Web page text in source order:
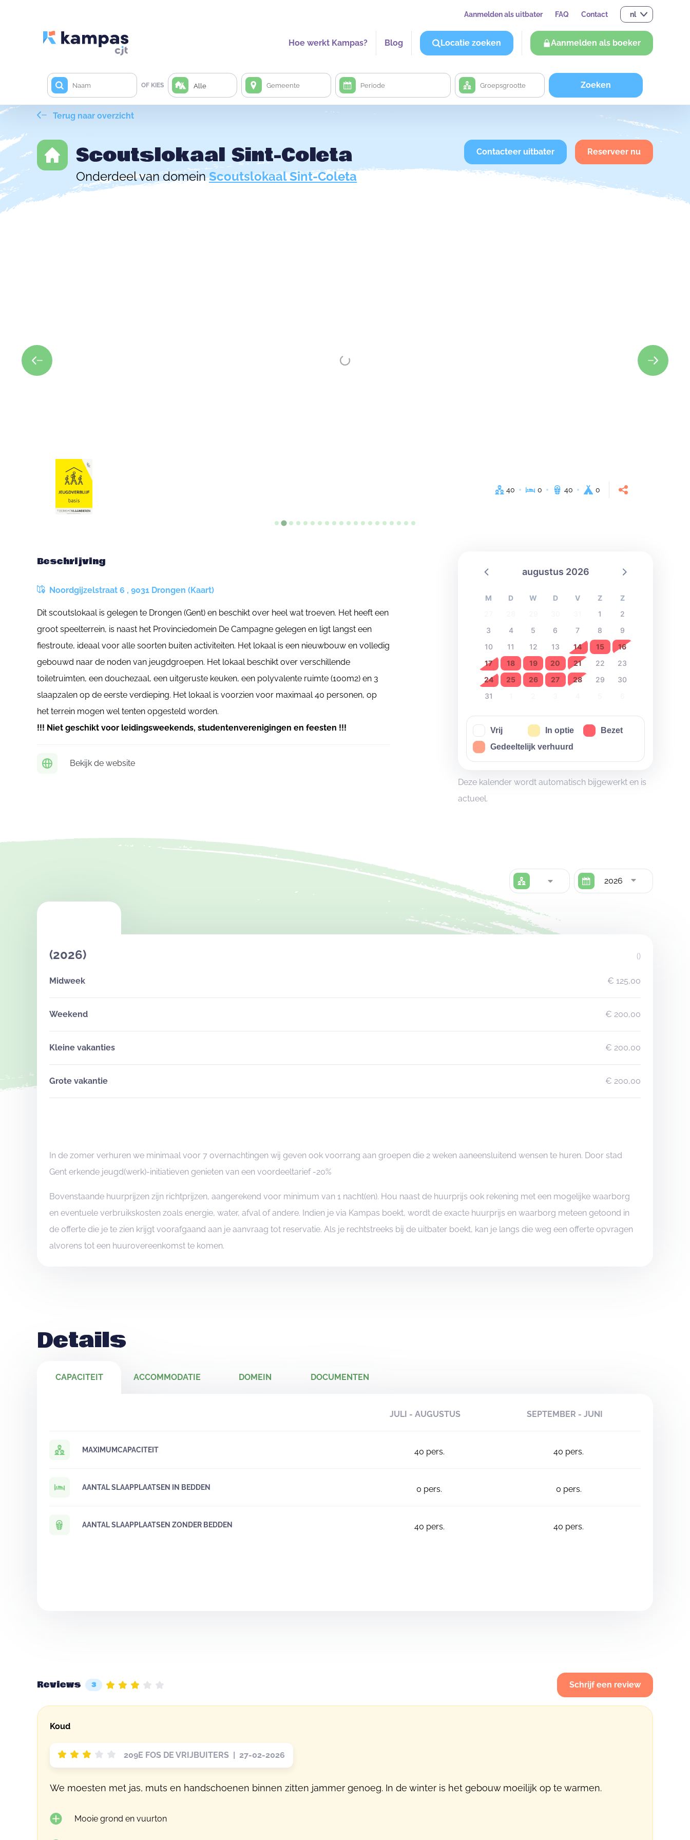
Aanmelden als uitbater FAQ Contact nl
Hoe werkt Kampas? Blog Locatie zoeken Aanmelden als boeker
OF KIES Alle Zoeken
Terug naar overzicht
Scoutslokaal Sint-Coleta
Onderdeel van domeinScoutslokaal Sint-Coleta
Contacteer uitbater Reserveer nu
40 0 40 0
Beschrijving
Noordgijzelstraat 6 , 9031 Drongen (Kaart)
Dit scoutslokaal is gelegen te Drongen (Gent) en beschikt over heel wat troeven. Het heeft een
groot speelterrein, is naast het Provinciedomein De Campagne gelegen en ligt langst een
fiestroute, ideaal voor alle soorten buiten activiteiten. Het lokaal is een nieuwbouw en volledig
gebouwd naar de noden van jeugdgroepen. Het lokaal beschikt over verschillende
toiletruimten, een douchezaal, een uitgeruste keuken, een polyvalente ruimte (100m2) en 3
slaapzalen op de eerste verdieping. Het lokaal is voorzien voor maximaal 40 personen, op
het terrein mogen wel tenten opgesteld worden.
!!! Niet geschikt voor leidingsweekends, studentenverenigingen en feesten !!!
Bekijk de website
augustus 2026
M D W D V Z
Z
1
2
3
4 5 6 7 8
9
10
11 12 13 14 15
16
17
18 19 20 21 22
23
24
25 26 27 28 29
30
31
Vrij In optie
Bezet
Gedeeltelijk verhuurd
Deze kalender wordt automatisch bijgewerkt en is
actueel.
2026
(2026) ()
Midweek € 125,00
Weekend € 200,00
Kleine vakanties € 200,00
Grote vakantie € 200,00
In de zomer verhuren we minimaal voor 7 overnachtingen wij geven ook voorrang aan groepen die 2 weken aaneensluitend wensen te huren. Door stad
Gent erkende jeugd(werk)-initiatieven genieten van een voordeeltarief -20%
Bovenstaande huurprijzen zijn richtprijzen, aangerekend voor minimum van 1 nacht(en). Hou naast de huurprijs ook rekening met een mogelijke waarborg
en eventuele verbruikskosten zoals energie, water, afval of andere. Indien je via Kampas boekt, wordt de exacte huurprijs en waarborg meteen getoond in
de offerte die je te zien krijgt voorafgaand aan je aanvraag tot reservatie. Als je rechtstreeks bij de uitbater boekt, kan je langs die weg een offerte opvragen
alvorens tot een huurovereenkomst te komen.
Details
CAPACITEIT ACCOMMODATIE DOMEIN DOCUMENTEN
JULI - AUGUSTUS SEPTEMBER - JUNI
MAXIMUMCAPACITEIT 40 pers. 40 pers.
AANTAL SLAAPPLAATSEN IN BEDDEN 0 pers. 0 pers.
AANTAL SLAAPPLAATSEN ZONDER BEDDEN 40 pers. 40 pers.
Reviews 3 Schrijf een review
Koud
209E FOS DE VRIJBUITERS | 27-02-2026
We moesten met jas, muts en handschoenen binnen zitten jammer genoeg. In de winter is het gebouw moeilijk op te warmen.
Mooie grond en vuurton